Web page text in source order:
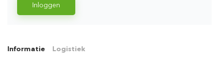
Inloggen
Informatie Logistiek